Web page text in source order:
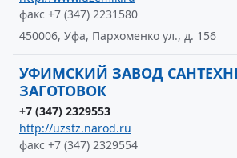
факс +7 (347) 2231580
450006, Уфа, Пархоменко ул., д. 156
УФИМСКИЙ ЗАВОД
ЗАГОТОВОК
+7 (347) 2329553
http://uzstz.narod.ru
факс +7 (347) 2329554